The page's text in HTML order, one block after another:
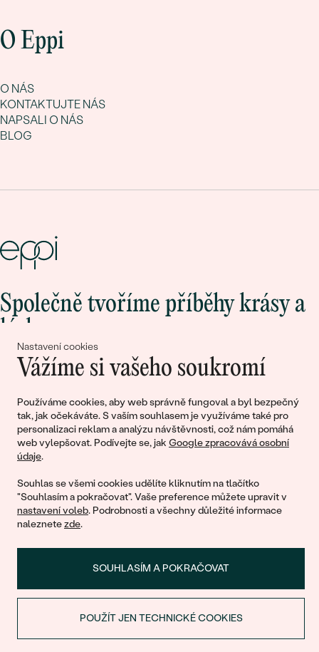
Nastavení cookies
Vážíme si vašeho soukromí
Používáme cookies, aby web správně fungoval a byl bezpečný
tak, jak očekáváte. S vaším souhlasem je využíváme také pro
personalizaci reklam a analýzu návštěvnosti, což nám pomáhá
web vylepšovat. Podívejte se, jak Google zpracovává osobní
údaje.
Souhlas se všemi cookies udělíte kliknutím na tlačítko
"Souhlasím a pokračovat". Vaše preference můžete upravit v
nastavení voleb. Podrobnosti a všechny důležité informace
naleznetezde.
SOUHLASÍM A POKRAČOVAT
POUŽÍT JEN TECHNICKÉ COOKIES
O Eppi
O NÁS
KONTAKTUJTE NÁS
NAPSALI O NÁS
BLOG
Společně tvoříme příběhy krásy a
lásky
Připojte se k nám!
© 2011 - 2026, Eppi.cz
Nákupní košíkSLEVA NA PRVNÍ NÁKUP